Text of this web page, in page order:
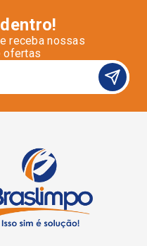
receba nossas
ofertas